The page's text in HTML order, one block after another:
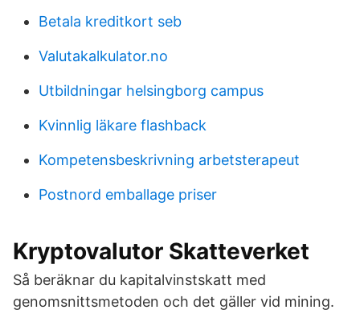
Betala kreditkort seb
Valutakalkulator.no
Utbildningar helsingborg campus
Kvinnlig läkare flashback
Kompetensbeskrivning arbetsterapeut
Postnord emballage priser
Kryptovalutor Skatteverket
Så beräknar du kapitalvinstskatt med
genomsnittsmetoden och det gäller vid mining.